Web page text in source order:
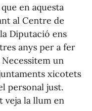
en aquesta
al Centre de
Diputació ens
anys per a fer
un
xicotets
personal just.
veja la llum en